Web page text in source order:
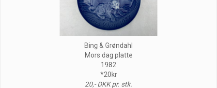
Bing & Grøndahl
Mors dag platte
1982
*20kr
20,- DKK pr. stk.